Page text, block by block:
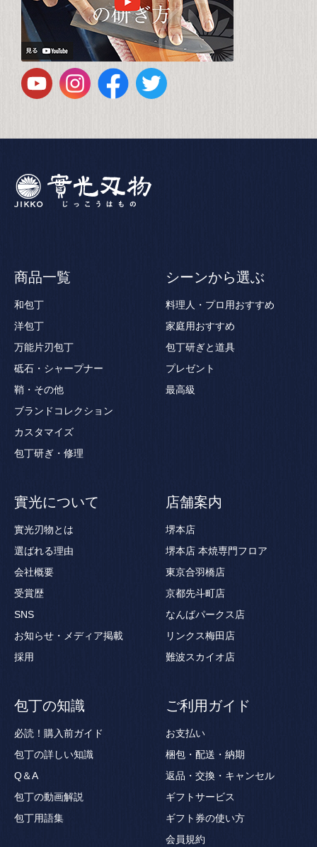
商品一覧
和包丁
洋包丁
万能片刃包丁
砥石・シャープナー
鞘・その他
ブランドコレクション
カスタマイズ
包丁研ぎ・修理
シーンから選ぶ
料理人・プロ用おすすめ
家庭用おすすめ
包丁研ぎと道具
プレゼント
最高級
實光について
實光刃物とは
選ばれる理由
会社概要
受賞歴
SNS
お知らせ・メディア掲載
採用
店舗案内
堺本店
堺本店 本焼専門フロア
東京合羽橋店
京都先斗町店
なんばパークス店
リンクス梅田店
難波スカイオ店
包丁の知識
必読！購入前ガイド
包丁の詳しい知識
Q＆A
包丁の動画解説
包丁用語集
ご利用ガイド
お支払い
梱包・配送・納期
返品・交換・キャンセル
ギフトサービス
ギフト券の使い方
会員規約